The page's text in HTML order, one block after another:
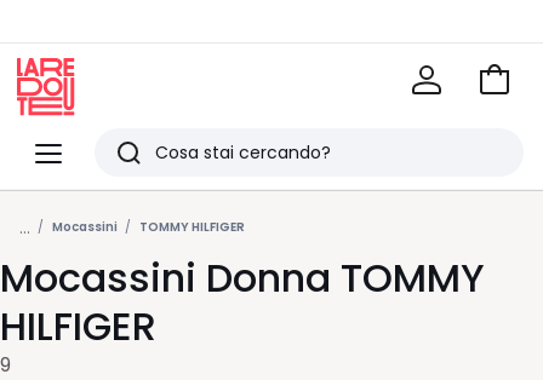
Menu
Redoute
Ricerca
Ultimi
articoli
visti
Vai
... Mocassini TOMMY HILFIGER
Mocassini Donna TOMMY
HILFIGER
9